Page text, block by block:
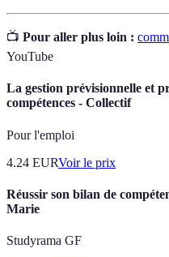
📺 Pour aller plus loin :
YouTube
La gestion prévisionnelle et
compétences - Collectif
Pour l'emploi
4.24 EURVoir le prix
Réussir son bilan de
Marie
Studyrama GF